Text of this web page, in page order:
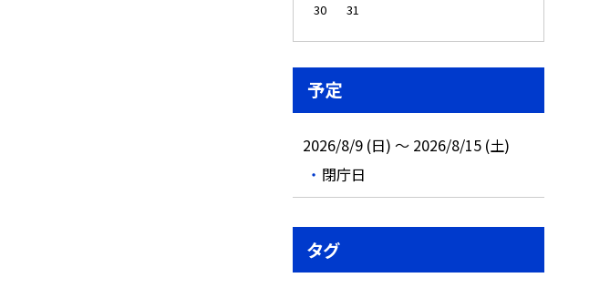
30
31
予定
2026/8/9 (日) ～ 2026/8/15 (土)
閉庁日
タグ